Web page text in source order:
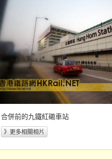
合併前的九鐵紅磡車站
》更多相關相片